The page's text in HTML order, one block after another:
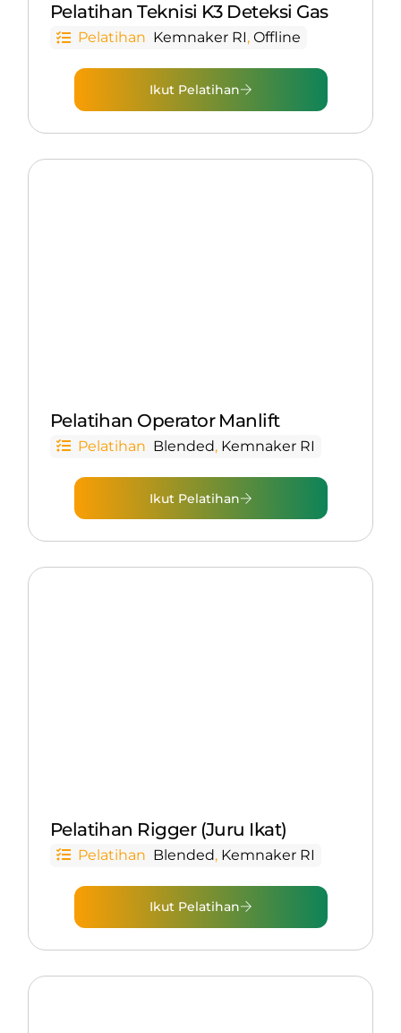
Pelatihan Teknisi K3 Deteksi Gas
Pelatihan Kemnaker RI, Offline
Ikut Pelatihan
Pelatihan Operator Manlift
Pelatihan Blended, Kemnaker RI
Ikut Pelatihan
Pelatihan Rigger (Juru Ikat)
Pelatihan Blended, Kemnaker RI
Ikut Pelatihan